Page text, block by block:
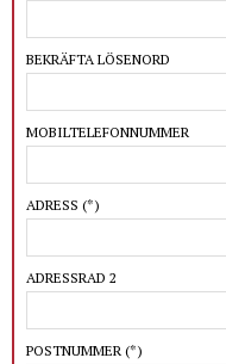
BEKRÄFTA LÖSENORD
MOBILTELEFONNUMMER
ADRESS (*)
ADRESSRAD 2
POSTNUMMER (*)